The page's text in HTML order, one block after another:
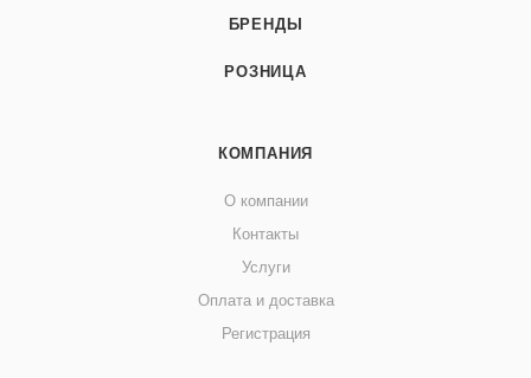
БРЕНДЫ
РОЗНИЦА
КОМПАНИЯ
О компании
Контакты
Услуги
Оплата и доставка
Регистрация